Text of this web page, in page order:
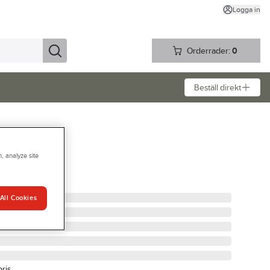
Logga in
Orderrader: 0
Beställ direkt
analyze site
Cookies